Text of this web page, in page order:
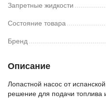
Запретные жидкости
Состояние товара
Бренд
Описание
Лопастной насос от
решение для подачи топлива